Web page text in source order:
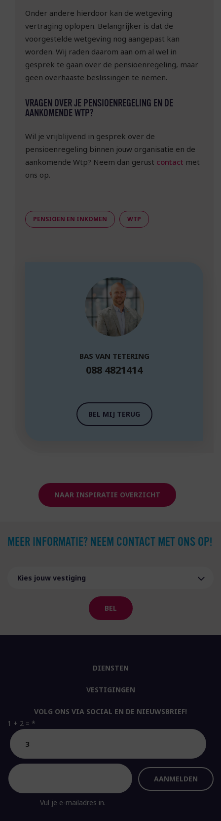
Onder andere hierdoor kan de wetgeving
vertraging oplopen. Belangrijker is dat de
voorgestelde wetgeving nog aangepast kan
worden. Wij raden daarom aan om al wel in
gesprek te gaan over de pensioenregeling, maar
geen overhaaste beslissingen te nemen.
VRAGEN OVER JE PENSIOENREGELING EN DE
AANKOMENDE WTP?
Wil je vrijblijvend in gesprek over de
pensioenregeling binnen jouw organisatie en de
aankomende Wtp? Neem dan gerust contact met
ons op.
PENSIOEN EN INKOMEN WTP
BAS VAN TETERING
088 4821414
BEL MIJ TERUG
NAAR INSPIRATIE OVERZICHT
MEER INFORMATIE? NEEM CONTACT MET ONS OP!
BEL
VOLG ONS VIA SOCIAL EN DE NIEUWSBRIEF!
1 + 2 = *
Vul je e-mailadres in.
DIENSTEN
VESTIGINGEN